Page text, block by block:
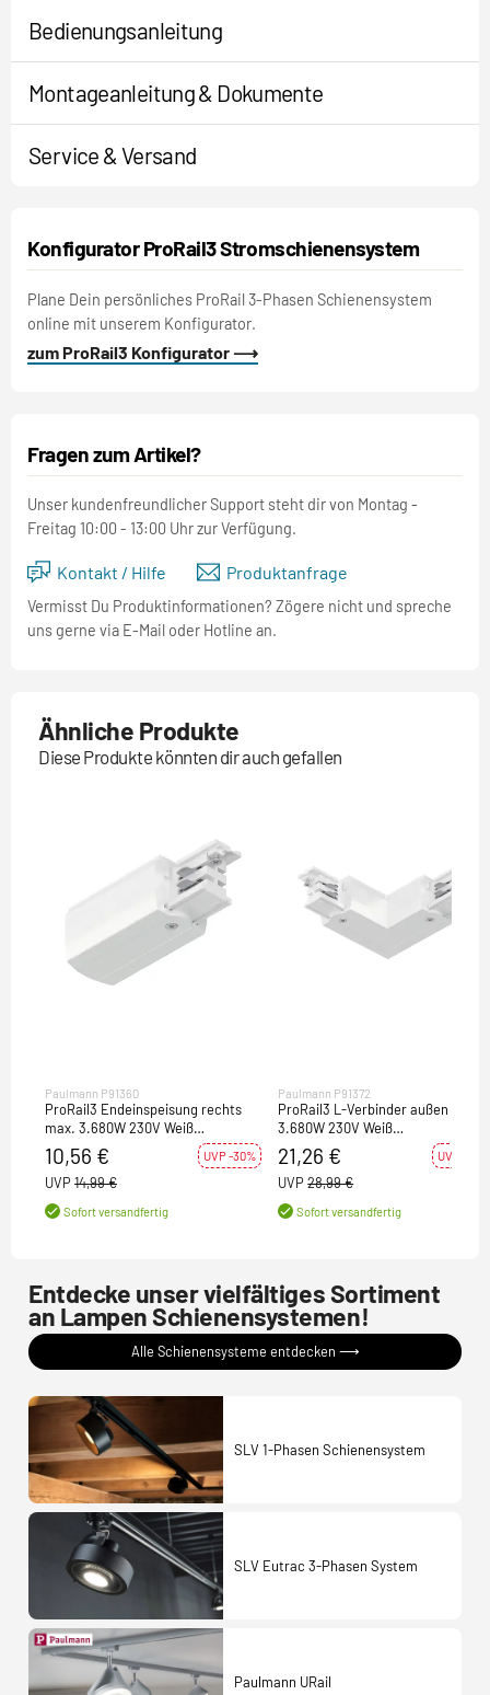
Bedienungsanleitung
Montageanleitung & Dokumente
Service & Versand
Konfigurator ProRail3 Stromschienensystem
Plane Dein persönliches ProRail 3-Phasen Schienensystem
online mit unserem Konfigurator.
zum ProRail3 Konfigurator ⟶
Fragen zum Artikel?
Unser kundenfreundlicher Support steht dir von Montag -
Freitag 10:00 - 13:00 Uhr zur Verfügung.
Kontakt / Hilfe Produktanfrage
Vermisst Du Produktinformationen? Zögere nicht und spreche
uns gerne via E-Mail oder Hotline an.
Ähnliche Produkte
Diese Produkte könnten dir auch gefallen
Paulmann P91360
ProRail3 Endeinspeisung rechts
max. 3.680W 230V Weiß
Metall#Kunststoff
10,56 € UVP -30%
UVP 14,99 €
Sofort versandfertig
Paulmann P91372
ProRail3 L-Verbinder außen max.
3.680W 230V Weiß
Metall#Kunststoff
21,26 € UVP -27%
UVP 28,99 €
Sofort versandfertig
Entdecke unser vielfältiges Sortiment
an Lampen Schienensystemen!
Alle Schienensysteme entdecken ⟶
SLV 1-Phasen Schienensystem
SLV Eutrac 3-Phasen System
Paulmann URail